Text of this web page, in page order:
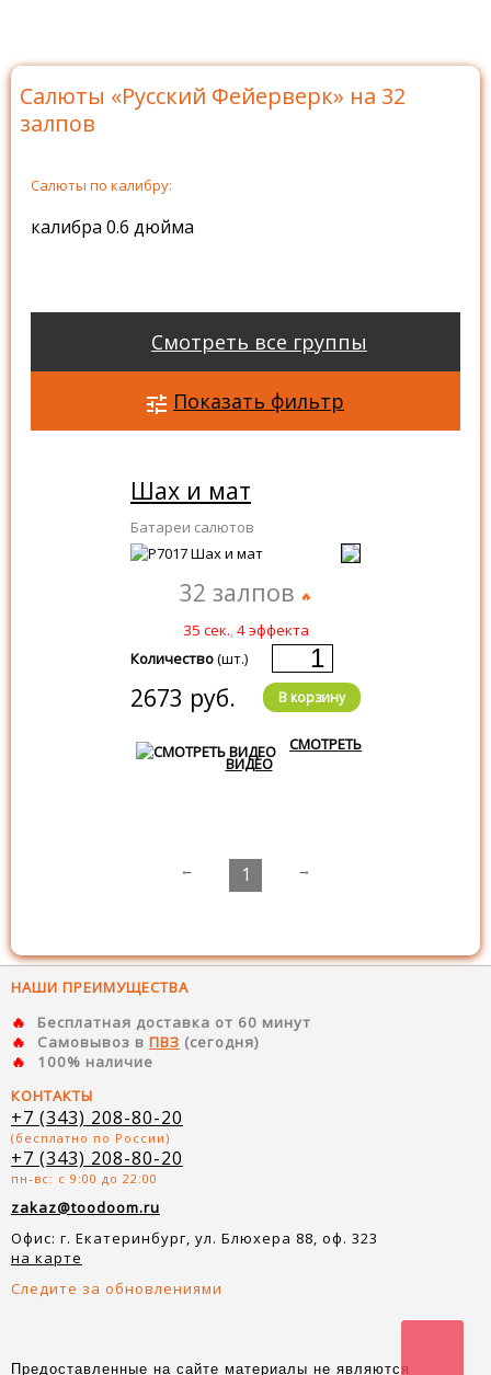
Салюты «Русский Фейерверк» на 32
залпов
Салюты по калибру:
калибра 0.6 дюйма
Смотреть все группы
Показать фильтр
Шах и мат
Батареи салютов
32 залпов
35 сек.,4 эффекта
Количество(шт.)
2673 руб. В корзину
СМОТРЕТЬ
ВИДЕО
← 1 →
НАШИ ПРЕИМУЩЕСТВА
Бесплатная доставка от 60 минут
Самовывоз в ПВЗ (сегодня)
100% наличие
КОНТАКТЫ
+7 (343) 208-80-20
(бесплатно по России)
+7 (343) 208-80-20
пн-вс: с 9:00 до 22:00
zakaz@toodoom.ru
Офис: г. Екатеринбург, ул. Блюхера 88, оф. 323
на карте
Следите за обновлениями
Предоставленные на сайте материалы не являются